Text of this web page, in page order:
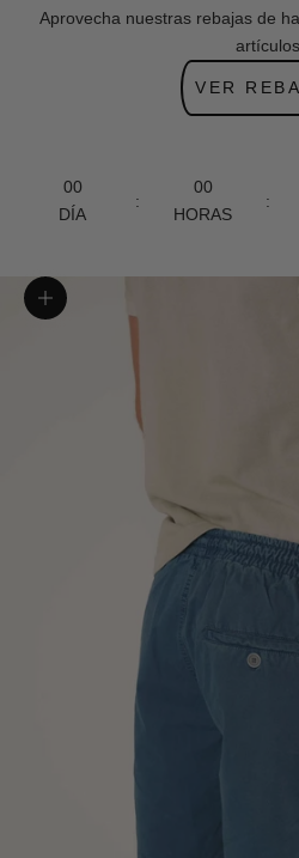
Aprovecha nuestras rebajas de
artículos
VER
00
DÍA
:
00
HORAS
:
Zoom